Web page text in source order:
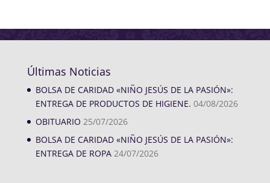
Últimas Noticias
BOLSA DE CARIDAD «NIÑO JESÚS DE LA PASIÓN»:
ENTREGA DE PRODUCTOS DE HIGIENE. 04/08/2026
OBITUARIO 25/07/2026
BOLSA DE CARIDAD «NIÑO JESÚS DE LA PASIÓN»:
ENTREGA DE ROPA 24/07/2026